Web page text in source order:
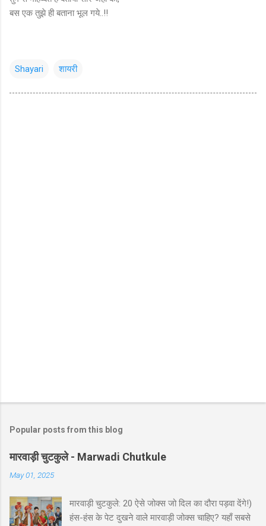
बस एक तुझे ही बताना भूल गये..!!
Shayari शायरी
Popular posts from this blog
मारवाड़ी चुटकुले - Marwadi Chutkule
May 01, 2025
मारवाड़ी चुटकुले: 20 ऐसे जोक्स जो दिल का दौरा पड़वा देंगे!)
हंस-हंस के पेट दुखने वाले मारवाड़ी जोक्स चाहिए? यहाँ सबसे